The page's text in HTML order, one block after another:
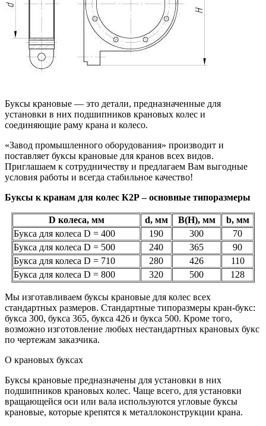
Буксы крановые — это детали, предназначенные для
установки в них подшипников крановых колес и
соединяющие раму крана и колесо.
«Завод промышленного оборудования» производит и
поставляет буксы крановые для кранов всех видов.
Приглашаем к сотрудничеству и предлагаем Вам выгодные
условия работы и всегда стабильное качество!
Буксы к кранам для колес К2Р – основные типоразмеры
D колеса, мм d, мм B(H), мм
b, мм
Букса для колеса D = 400
190 300
70
Букса для колеса D = 500
240 365
90
Букса для колеса D = 710
280 426
110
Букса для колеса D = 800
320 500 128
Мы изготавливаем буксы крановые для колес всех
стандартных размеров. Стандартные типоразмеры кран-букс:
букса 300, букса 365, букса 426 и букса 500. Кроме того,
возможно изготовление любых нестандартных крановых букс
по чертежам заказчика.
О крановых буксах
Буксы крановые предназначены для установки в них
подшипников крановых колес. Чаще всего, для установки
вращающейся оси или вала используются угловые буксы
крановые, которые крепятся к металлоконструкции крана.